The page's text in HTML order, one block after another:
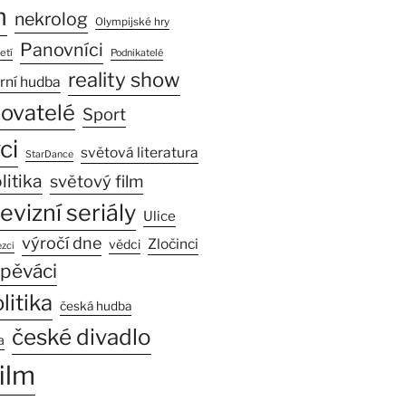
nekrolog Olympijské hry
Panovníci Podnikatelé
hudba reality show
Sport
StarDance světová literatura
světový film
seriály Ulice
výročí dne vědci Zločinci
česká hudba
české divadlo